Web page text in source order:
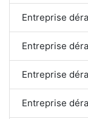
Entreprise
Entreprise
Entreprise
Entreprise